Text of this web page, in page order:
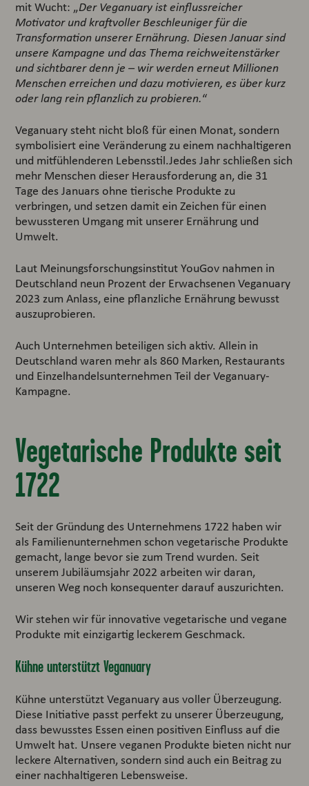
mit Wucht: „Der Veganuary ist einflussreicher
Motivator und kraftvoller Beschleuniger für die
Transformation unserer Ernährung. Diesen Januar sind
unsere Kampagne und das Thema reichweitenstärker
und sichtbarer denn je – wir werden erneut Millionen
Menschen erreichen und dazu motivieren, es über kurz
oder lang rein pflanzlich zu probieren.“
Veganuary steht nicht bloß für einen Monat, sondern
symbolisiert eine Veränderung zu einem nachhaltigeren
und mitfühlenderen Lebensstil.Jedes Jahr schließen sich
mehr Menschen dieser Herausforderung an, die 31
Tage des Januars ohne tierische Produkte zu
verbringen, und setzen damit ein Zeichen für einen
bewussteren Umgang mit unserer Ernährung und
Umwelt.
Laut Meinungsforschungsinstitut YouGov nahmen in
Deutschland neun Prozent der Erwachsenen Veganuary
2023 zum Anlass, eine pflanzliche Ernährung bewusst
auszuprobieren.
Auch Unternehmen beteiligen sich aktiv. Allein in
Deutschland waren mehr als 860 Marken, Restaurants
und Einzelhandelsunternehmen Teil der Veganuary-
Kampagne.
Vegetarische Produkte seit
1722
Seit der Gründung des Unternehmens 1722 haben wir
als Familienunternehmen schon vegetarische Produkte
gemacht, lange bevor sie zum Trend wurden. Seit
unserem Jubiläumsjahr 2022 arbeiten wir daran,
unseren Weg noch konsequenter darauf auszurichten.
Wir stehen wir für innovative vegetarische und vegane
Produkte mit einzigartig leckerem Geschmack.
Kühne unterstützt Veganuary
Kühne unterstützt Veganuary aus voller Überzeugung.
Diese Initiative passt perfekt zu unserer Überzeugung,
dass bewusstes Essen einen positiven Einfluss auf die
Umwelt hat. Unsere veganen Produkte bieten nicht nur
leckere Alternativen, sondern sind auch ein Beitrag zu
einer nachhaltigeren Lebensweise.